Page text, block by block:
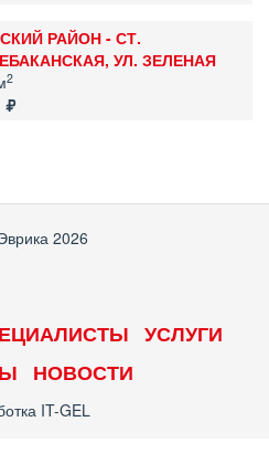
РАЙОН - СТ.
УЛ. ЗЕЛЕНАЯ
2
2026
УСЛУГИ
НОВОСТИ
IT-GEL